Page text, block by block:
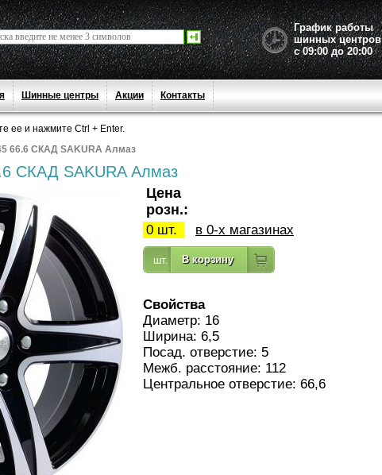
График работы
шинных центров
с 09:00 до 20:00
Шинные центры Акции Контакты
ее и нажмите Ctrl + Enter.
66.6 СКАД SAKURA Алмаз
СКАД SAKURA Алмаз
Цена
розн.:
0 шт. в 0-х магазинах
Свойства
Диаметр: 16
Ширина: 6,5
Посад. отверстие: 5
Межб. расстояние: 112
Центральное отверстие: 66,6